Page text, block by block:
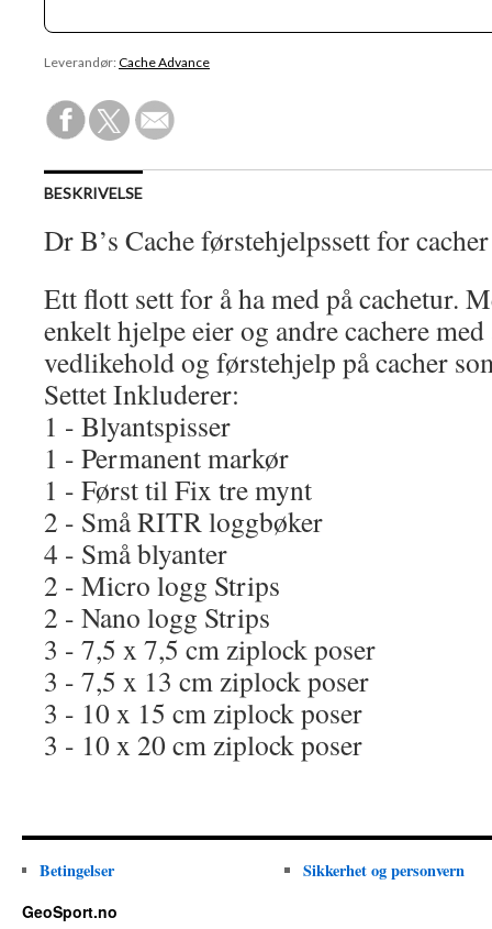
Leverandør: Cache Advance
BESKRIVELSE
Dr B’s Cache førstehjelpssett for cacher
Ett flott sett for å ha med på cachetur.
enkelt hjelpe eier og andre cachere
vedlikehold og førstehjelp på cacher
Settet Inkluderer:
1 - Blyantspisser
1 - Permanent markør
1 - Først til Fix tre mynt
2 - Små RITR loggbøker
4 - Små blyanter
2 - Micro logg Strips
2 - Nano logg Strips
3 - 7,5 x 7,5 cm ziplock poser
3 - 7,5 x 13 cm ziplock poser
3 - 10 x 15 cm ziplock poser
3 - 10 x 20 cm ziplock poser
Betingelser Sikkerhet og personvern
GeoSport.no